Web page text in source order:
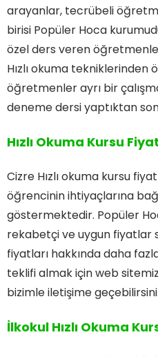
arayanlar, tecrübeli
birisi Popüler Hoca
özel ders veren
Hızlı okuma tekniklerinden
öğretmenler ayrı bir
deneme dersi yaptıktan
Hızlı Okuma Kursu
Cizre Hızlı okuma kursu
öğrencinin ihtiyaçlarına
göstermektedir. Popüler
rekabetçi ve uygun fiyatlar
fiyatları hakkında daha
teklifi almak için web
bizimle iletişime
İlkokul Hızlı Okuma